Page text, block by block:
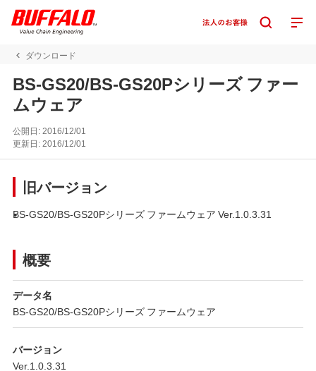
ダウンロード
BS-GS20/BS-GS20Pシリーズ ファー
ムウェア
公開日:2016/12/01
更新日:2016/12/01
旧バージョン
BS-GS20/BS-GS20Pシリーズ ファームウェア Ver.1.0.3.31
概要
データ名
BS-GS20/BS-GS20Pシリーズ ファームウェア
バージョン
Ver.1.0.3.31